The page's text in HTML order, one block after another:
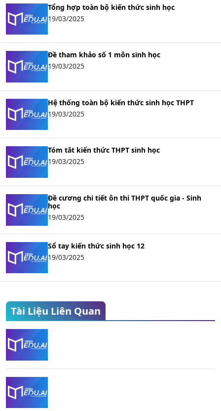
Tổng hợp toàn bộ kiến thức sinh học
19/03/2025
Đề tham khảo số 1 môn sinh học
19/03/2025
Hệ thống toàn bộ kiến thức sinh học THPT
19/03/2025
Tóm tắt kiến thức THPT sinh học
19/03/2025
Đề cương chi tiết ôn thi THPT quốc gia - Sinh
học
19/03/2025
Sổ tay kiến thức sinh học 12
19/03/2025
Tài Liệu Liên Quan